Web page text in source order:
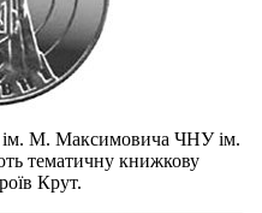
ім. М. Максимовича ЧНУ ім.
тематичну книжкову
Крут.